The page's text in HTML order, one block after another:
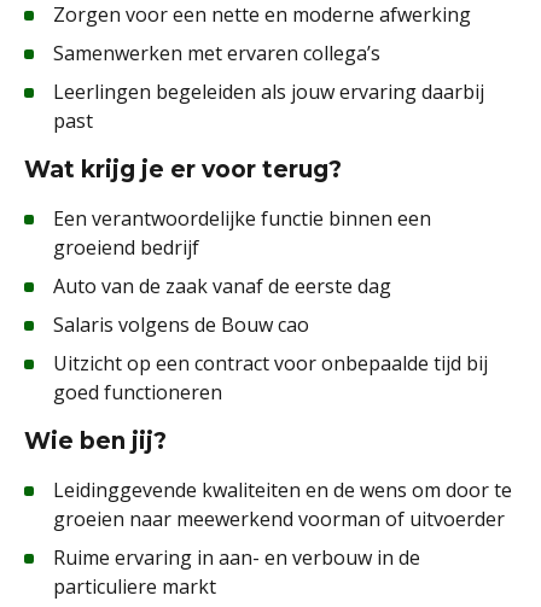
Zorgen voor een nette en moderne afwerking
Samenwerken met ervaren collega’s
Leerlingen begeleiden als jouw ervaring daarbij
past
Wat krijg je er voor terug?
Een verantwoordelijke functie binnen een
groeiend bedrijf
Auto van de zaak vanaf de eerste dag
Salaris volgens de Bouw cao
Uitzicht op een contract voor onbepaalde tijd bij
goed functioneren
Wie ben jij?
Leidinggevende kwaliteiten en de wens om door te
groeien naar meewerkend voorman of uitvoerder
Ruime ervaring in aan- en verbouw in de
particuliere markt